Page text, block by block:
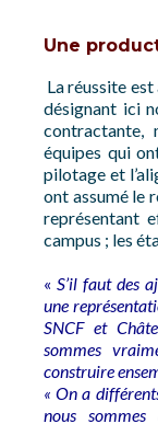
Une
La réussite
désignant ici
contractante,
équipes qui
pilotage et
ont assumé le
représentant
campus ; les
« S’il faut des
une
SNCF et
sommes
construire
« On a
nous